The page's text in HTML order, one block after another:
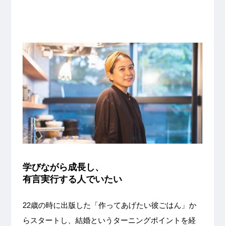
学びながら成長し、
有言実行する人でいたい
22歳の時に出版した「作ってあげたい彼ごはん」か
らスタートし、結婚というターニングポイントを経